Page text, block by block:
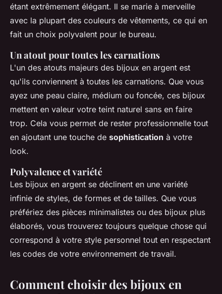
étant extrêmement élégant. Il se marie à merveille
avec la plupart des couleurs de vêtements, ce qui en
fait un choix polyvalent pour le bureau.
Un atout pour toutes les carnations
L'un des atouts majeurs des bijoux en argent est
qu'ils conviennent à toutes les carnations. Que vous
ayez une peau claire, médium ou foncée, ces bijoux
mettent en valeur votre teint naturel sans en faire
trop. Cela vous permet de rester professionnelle tout
en ajoutant une touche de sophistication à votre
look.
Polyvalence et variété
Les bijoux en argent se déclinent en une variété
infinie de styles, de formes et de tailles. Que vous
préfériez des pièces minimalistes ou des bijoux plus
élaborés, vous trouverez toujours quelque chose qui
correspond à votre style personnel tout en respectant
les codes de votre environnement de travail.
Comment choisir des bijoux en